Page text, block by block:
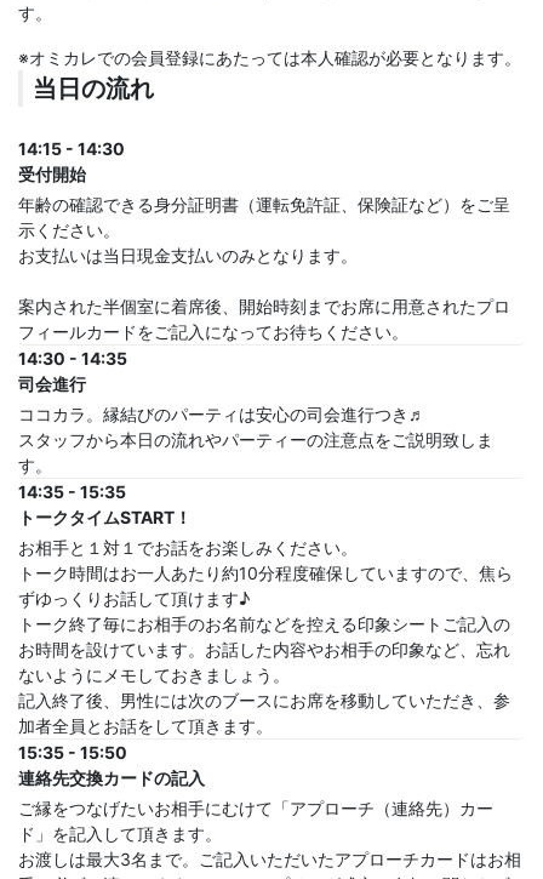
す。
※オミカレでの会員登録にあたっては本人確認が必要となります。
当日の流れ
14:15 - 14:30
受付開始
年齢の確認できる身分証明書（運転免許証、保険証など）をご呈
示ください。
お支払いは当日現金支払いのみとなります。
案内された半個室に着席後、開始時刻までお席に用意されたプロ
フィールカードをご記入になってお待ちください。
14:30 - 14:35
司会進行
ココカラ。縁結びのパーティは安心の司会進行つき♬
スタッフから本日の流れやパーティーの注意点をご説明致しま
す。
14:35 - 15:35
トークタイムSTART！
お相手と１対１でお話をお楽しみください。
トーク時間はお一人あたり約10分程度確保していますので、焦ら
ずゆっくりお話して頂けます♪
トーク終了毎にお相手のお名前などを控える印象シートご記入の
お時間を設けています。お話した内容やお相手の印象など、忘れ
ないようにメモしておきましょう。
記入終了後、男性には次のブースにお席を移動していただき、参
加者全員とお話をして頂きます。
15:35 - 15:50
連絡先交換カードの記入
ご縁をつなげたいお相手にむけて「アプローチ（連絡先）カー
ド」を記入して頂きます。
お渡しは最大3名まで。ご記入いただいたアプローチカードはお相